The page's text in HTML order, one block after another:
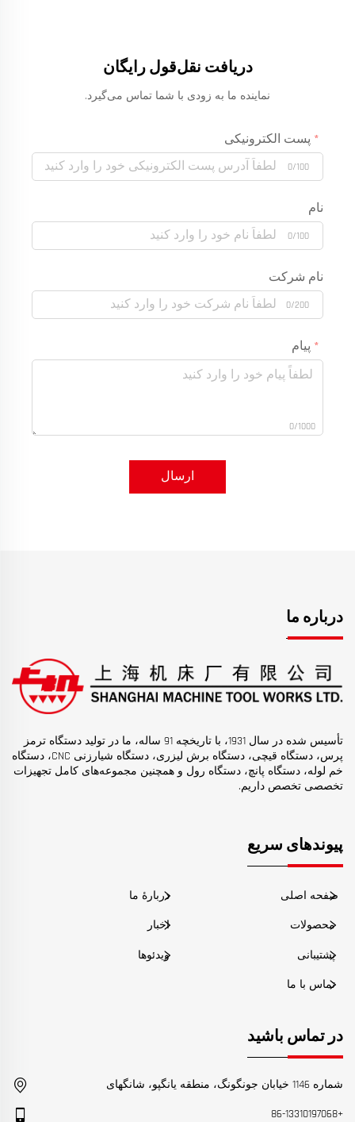
دریافت نقل‌قول رایگان
نماینده ما به زودی با شما تماس می‌گیرد.
پست الکترونیکی
0/100
نام
0/100
نام شرکت
0/200
پیام
0/1000
ارسال
درباره ما
تأسیس شده در سال 1931، با تاریخچه 91 ساله، ما در تولید دستگاه ترمز
پرس، دستگاه قیچی، دستگاه برش لیزری، دستگاه شیارزنی CNC، دستگاه
خم لوله، دستگاه پانچ، دستگاه رول و همچنین مجموعه‌های کامل تجهیزات
تخصصی تخصص داریم.
پیوندهای سریع
صفحه اصلی دربارهٔ ما
محصولات اخبار
پشتیبانی ویدئوها
تماس با ما
در تماس باشید
شماره 1146 خیابان جونگونگ، منطقه یانگپو، شانگهای
+86-13310197068